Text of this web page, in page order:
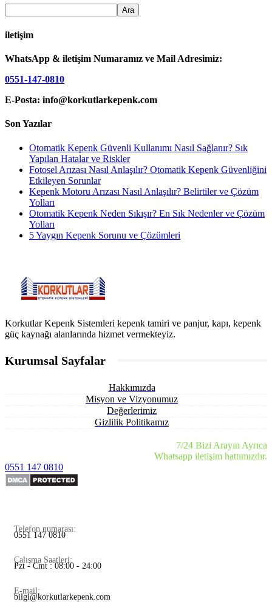
iletişim
WhatsApp & iletişim Numaramız ve Mail Adresimiz:
0551-147-0810
E-Posta: info@korkutlarkepenk.com
Son Yazılar
Otomatik Kepenk Güvenli Kullanımı Nasıl Sağlanır? Sık
Yapılan Hatalar ve Riskler
Fotosel Arızası Nasıl Anlaşılır? Otomatik Kepenk Güvenliğini
Etkileyen Sorunlar
Kepenk Motoru Arızası Nasıl Anlaşılır? Belirtiler ve Çözüm
Yolları
Otomatik Kepenk Neden Sıkışır? En Sık Nedenler ve Çözüm
Yolları
5 Yaygın Kepenk Sorunu ve Çözümleri
Korkutlar Kepenk Sistemleri kepenk tamiri ve panjur, kapı, kepenk
güç kaynağı alanlarında hizmet vermekteyiz.
Kurumsal Sayfalar
Hakkımızda
Misyon ve Vizyonumuz
Değerlerimiz
Gizlilik Politikamız
7/24 Bizi Arayın Ayrıca
Whatsapp iletişim hattımızdır.
0551 147 0810
Telefon numarası:
0551 147 0810
Çalışma Saatleri:
Pzt - Cmt : 08:00 - 24:00
E-mail:
bilgi@korkutlarkepenk.com